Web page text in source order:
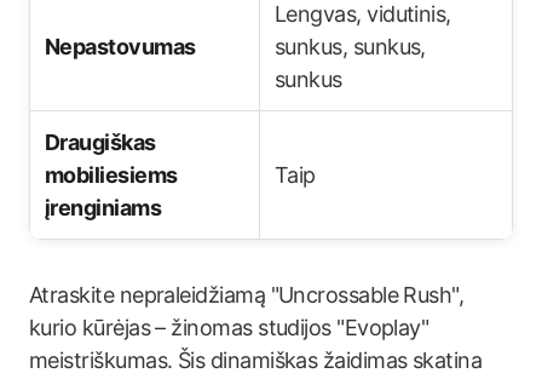
Nepastovumas
Lengvas, vidutinis,
sunkus, sunkus,
sunkus
Draugiškas
mobiliesiems
įrenginiams
Taip
Atraskite nepraleidžiamą "Uncrossable Rush",
kurio kūrėjas – žinomas studijos "Evoplay"
meistriškumas. Šis dinamiškas žaidimas skatina